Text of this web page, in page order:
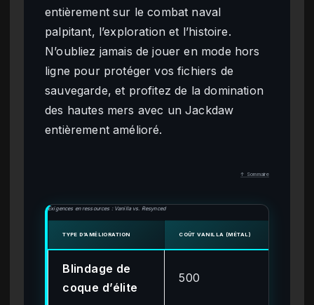
entièrement sur le combat naval
palpitant, l’exploration et l’histoire.
N’oubliez jamais de jouer en mode hors
ligne pour protéger vos fichiers de
sauvegarde, et profitez de la domination
des hautes mers avec un Jackdaw
entièrement amélioré.
↑ Sommaire
Exigences en ressources : Vanilla vs. Resynced
TYPE D’AMÉLIORATION COÛT VANILLA (MÉTAL)
Blindage de
coque d’élite
500